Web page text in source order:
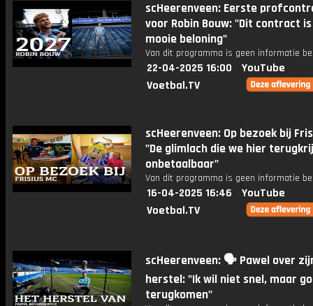
scHeerenveen: Eerste
voor Robin Bouw: "Dit contract
mooie beloning"
Van dit programma is geen informatie
22-04-2025 16:00
YouTube
Voetbal.TV
scHeerenveen: Op bezoek bij
"De glimlach die we hier
onbetaalbaar"
Van dit programma is geen informatie
16-04-2025 16:46
YouTube
Voetbal.TV
scHeerenveen: 🗣️ Pawel over
herstel: "Ik wil niet snel, maar
terugkomen"